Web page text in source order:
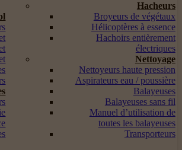
Hacheurs
Broyeurs de végétaux
Hélicoptères à essence
Hachoirs entièrement
électriques
Nettoyage
Nettoyeurs haute pression
Aspirateurs eau / poussière
Balayeuses
Balayeuses sans fil
Manuel d’utilisation de
toutes les balayeuses
Transporteurs